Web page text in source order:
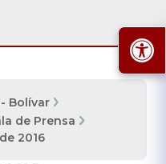
Bolívar
de Prensa
2016